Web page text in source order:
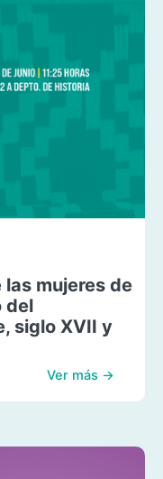
mujeres de
del
siglo XVII y
Ver más →